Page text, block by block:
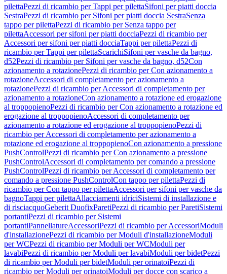
pilettaPezzi di ricambio per Tappi per pilettaSifoni per piatti doccia
SestraPezzi di ricambio per Sifoni per piatti doccia SestraSenza
tappo per pilettaPezzi di ricambio per Senza tappo per
pilettaAccessori per sifoni per piatti docciaPezzi di ricambio per
Accessori per sifoni per piatti docciaTappi per pilettaPezzi di
ricambio per Tappi per pilettaScarichiSifoni per vasche da bagno,
d52Pezzi di ricambio per Sifoni per vasche da bagno, d52Con
azionamento a rotazionePezzi di ricambio per Con azionamento a
rotazioneAccessori di completamento per azionamento a
rotazionePezzi di ricambio per Accessori di completamento per
azionamento a rotazioneCon azionamento a rotazione ed erogazione
al troppopienoPezzi di ricambio per Con azionamento a rotazione ed
erogazione al troppopienoAccessori di completamento per
azionamento a rotazione ed erogazione al troppopienoPezzi di
ricambio per Accessori di completamento per azionamento a
rotazione ed erogazione al troppopienoCon azionamento a pressione
PushControlPezzi di ricambio per Con azionamento a pressione
PushControlAccessori di completamento per comando a pressione
PushControlPezzi di ricambio per Accessori di completamento per
comando a pressione PushControlCon tappo per pilettaPezzi di
ricambio per Con tappo per pilettaAccessori per sifoni per vasche da
bagnoTappi per pilettaAllacciamenti idriciSistemi di installazione e
di risciacquoGeberit DuofixParetiPezzi di ricambio per ParetiSistemi
portantiPezzi di ricambio per Sistemi
portantiPannellatureAccessoriPezzi di ricambio per AccessoriModuli
d'installazionePezzi di ricambio per Moduli d'installazioneModuli
per WCPezzi di ricambio per Moduli per WCModuli per
lavabiPezzi di ricambio per Moduli per lavabiModuli per bidetPezzi
di ricambio per Moduli per bidetModuli per orinatoiPezzi di
ricambio per Moduli per orinatoiModuli per docce con scarico a